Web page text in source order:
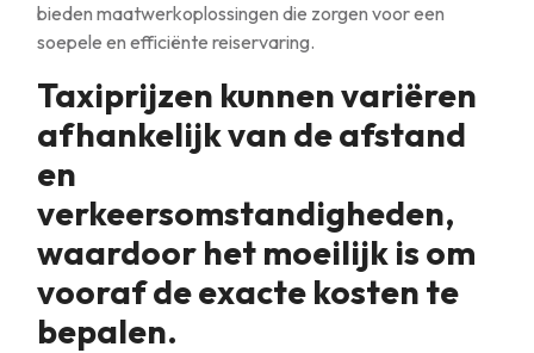
bieden maatwerkoplossingen die zorgen voor een
soepele en efficiënte reiservaring.
Taxiprijzen kunnen variëren
afhankelijk van de afstand
en
verkeersomstandigheden,
waardoor het moeilijk is om
vooraf de exacte kosten te
bepalen.